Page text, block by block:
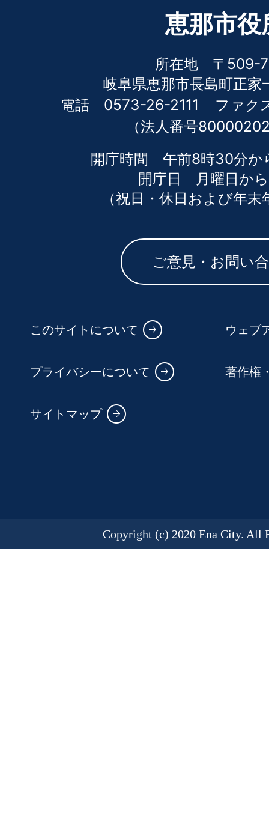
恵那市役
所在地 〒509-
岐阜県恵那市長島町正家
電話 0573-26-2111
ファ
（法人番号
開庁時間 午前8時30分か
開庁日 月曜日か
（祝日・休日および年
ご意見・お問い
このサイトについて ウェブ
プライバシーについて 著作権
サイトマップ
Copyright (c) 2020 Ena City. All